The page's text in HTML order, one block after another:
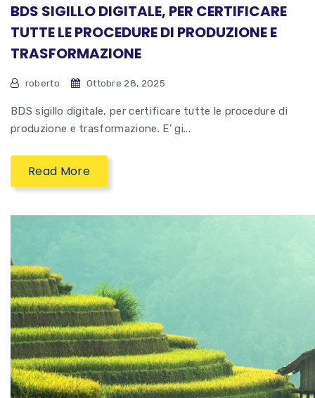
BDS SIGILLO DIGITALE, PER CERTIFICARE
TUTTE LE PROCEDURE DI PRODUZIONE E
TRASFORMAZIONE
roberto Ottobre 28, 2025
BDS sigillo digitale, per certificare tutte le procedure di
produzione e trasformazione. E’ gi...
Read More